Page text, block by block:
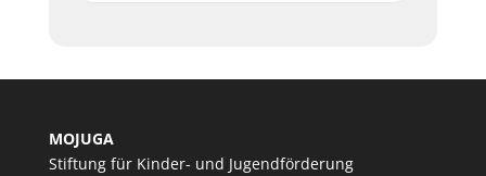
MOJUGA
Stiftung für Kinder- und Jugendförderung